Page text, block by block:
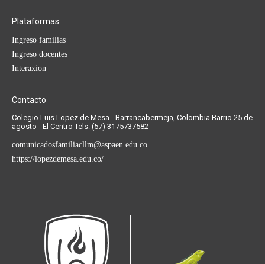
Plataformas
Ingreso familias
Ingreso docentes
Interaxion
Contacto
Colegio Luis Lopez de Mesa - Barrancabermeja, Colombia Barrio 25 de
agosto - El Centro Tels: (57) 3175737582
comunicadosfamiliacllm@aspaen.edu.co
https://lopezdemesa.edu.co/